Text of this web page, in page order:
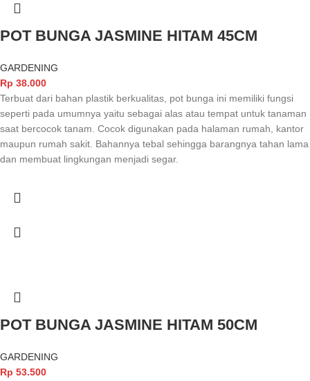
POT BUNGA JASMINE HITAM 45CM
GARDENING
Rp 38.000
Terbuat dari bahan plastik berkualitas, pot bunga ini memiliki fungsi
seperti pada umumnya yaitu sebagai alas atau tempat untuk tanaman
saat bercocok tanam. Cocok digunakan pada halaman rumah, kantor
maupun rumah sakit. Bahannya tebal sehingga barangnya tahan lama
dan membuat lingkungan menjadi segar.
POT BUNGA JASMINE HITAM 50CM
GARDENING
Rp 53.500